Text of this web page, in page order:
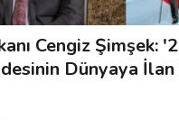
Cengiz Şimşek:
Dünyaya